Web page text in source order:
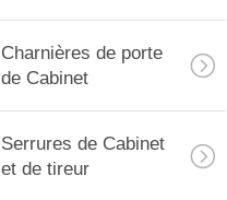
Charnières de porte
de Cabinet
Serrures de Cabinet
et de tireur